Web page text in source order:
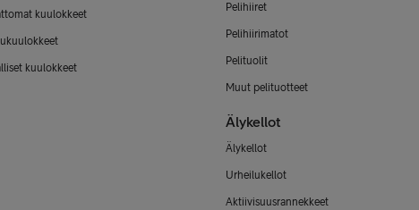
kuulokkeet
kuulokkeet
Pelihiiret
Pelihiirimatot
Pelituolit
Muut pelituotteet
Älykellot
Älykellot
Urheilukellot
Aktiivisuusrannekkeet